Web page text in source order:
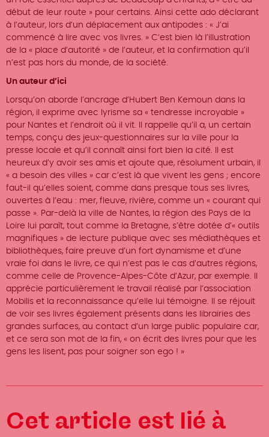
début de leur route » pour certains. Ainsi cette ado déclarant
à l’auteur, lors d’un déplacement aux antipodes : « J’ai
commencé à lire avec vos livres. » C’est bien là l’illustration
de la « place d’autorité » de l’auteur, et la confirmation qu’il
n’est pas hors du monde, de la société.
Un auteur d’ici
Lorsqu’on aborde l’ancrage d’Hubert Ben Kemoun dans la
région, il exprime avec lyrisme sa « tendresse incroyable »
pour Nantes et l’endroit où il vit. Il rappelle qu’il a, un certain
temps, conçu des jeux-questionnaires sur la ville pour la
presse locale et qu’il connaît ainsi fort bien la cité. Il est
heureux d’y avoir ses amis et ajoute que, résolument urbain, il
« a besoin des villes » car c’est là que vivent les gens ; encore
faut-il qu’elles soient, comme dans presque tous ses livres,
ouvertes à l’eau : mer, fleuve, rivière, comme un « courant qui
passe ». Par-delà la ville de Nantes, la région des Pays de la
Loire lui paraît, tout comme la Bretagne, s’être dotée d’« outils
magnifiques » de lecture publique avec ses médiathèques et
bibliothèques, faire preuve d’un fort dynamisme et d’une
vraie foi dans le livre, ce qui n’est pas le cas d’autres régions,
comme celle de Provence-Alpes-Côte d’Azur, par exemple. Il
apprécie particulièrement le travail réalisé par l’association
Mobilis et la reconnaissance qu’elle lui témoigne. Il se réjouit
de voir ses livres également présents dans les librairies des
grandes surfaces, au contact d’un large public populaire car,
et ce sera son mot de la fin, « on écrit des livres pour que les
gens les lisent, pas pour soigner son ego ! »
Cet article est lié à